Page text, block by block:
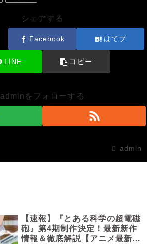
シェアする
Facebook はてブ
LINE コピー
adminをフォローする
admin
【速報】『とある科学の超電磁
砲』第4期制作決定！最新新作
情報＆徹底解説【アニメ最新ニ